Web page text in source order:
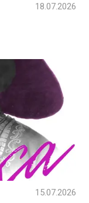
18.07.2026
15.07.2026